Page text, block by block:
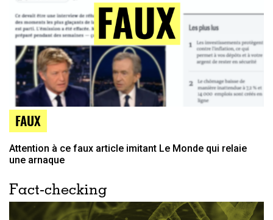
FAUX
Attention à ce faux article imitant Le Monde qui relaie
une arnaque
Fact-checking